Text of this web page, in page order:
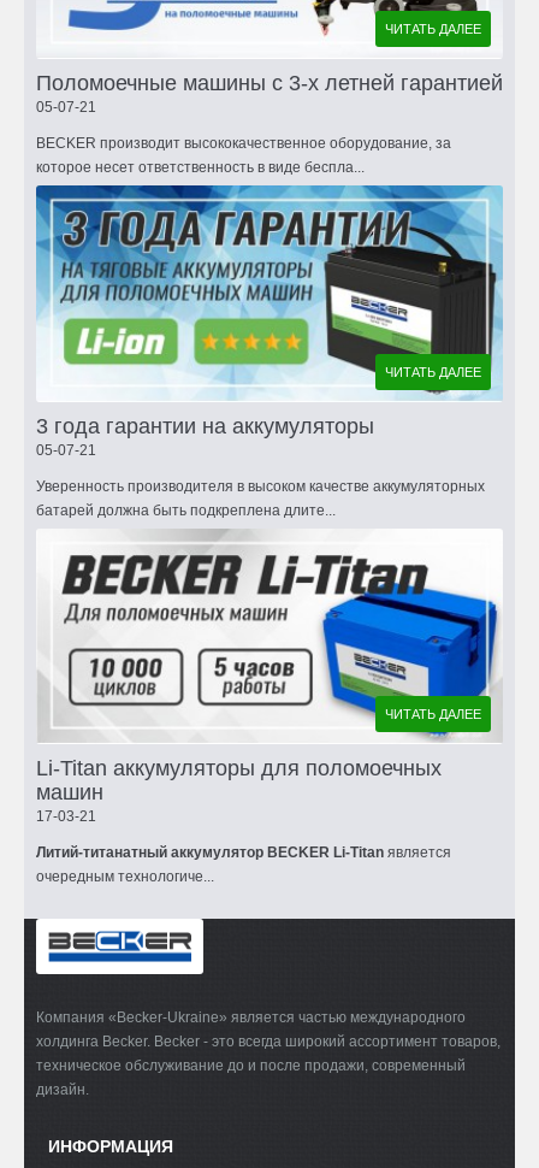
ЧИТАТЬ ДАЛЕЕ
Поломоечные машины с 3-х летней гарантией
05-07-21
BECKER производит высококачественное оборудование, за
которое несет ответственность в виде беспла...
ЧИТАТЬ ДАЛЕЕ
3 года гарантии на аккумуляторы
05-07-21
Уверенность производителя в высоком качестве аккумуляторных
батарей должна быть подкреплена длите...
ЧИТАТЬ ДАЛЕЕ
Li-Titan аккумуляторы для поломоечных
машин
17-03-21
Литий-титанатный аккумулятор BECKER Li-Titan является
очередным технологиче...
Компания «Becker-Ukraine» является частью международного
холдинга Becker. Becker - это всегда широкий ассортимент товаров,
техническое обслуживание до и после продажи, современный
дизайн.
ИНФОРМАЦИЯ